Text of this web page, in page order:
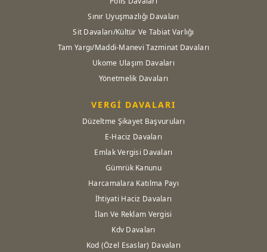
Sınır Uyuşmazlığı Davaları
Sit Davaları/Kültür Ve Tabiat Varlığı
Tam Yargı/Maddi-Manevi Tazminat Davaları
Ukome Ulaşım Davaları
Yönetmelik Davaları
VERGİ DAVALARI
Düzeltme Şikayet Başvuruları
E-Haciz Davaları
Emlak Vergisi Davaları
Gümrük Kanunu
Harcamalara Katılma Payı
İhtiyati Haciz Davaları
İlan Ve Reklam Vergisi
Kdv Davaları
Kod (Özel Esaslar) Davaları